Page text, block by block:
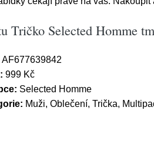
Tričko Selected Homme
AF677639842
999 Kč
Selected Homme
Muži, Oblečení, Trička,